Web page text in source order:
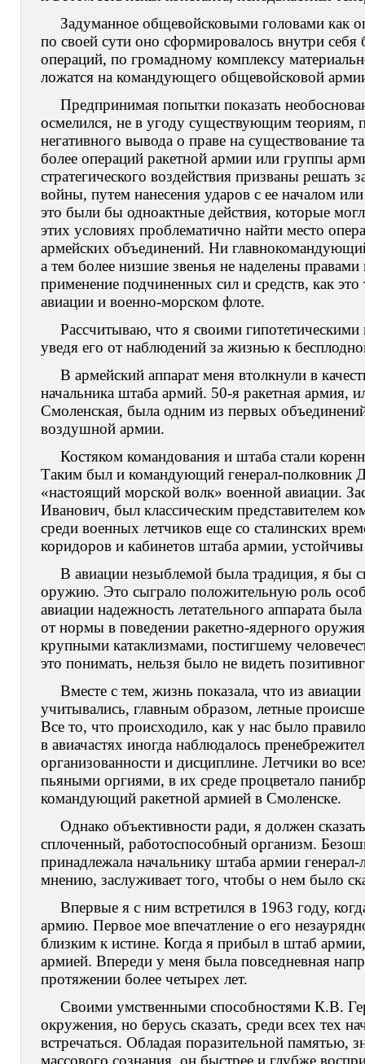
Задуманное общевойсковыми головами как
по своей сути оно сформировалось внутри
операций, по громадному комплексу
ложатся на командующего общевойсковой
Предпринимая попытки показать
осмелился, не в угоду существующим теориям,
негативного вывода о праве на существование
более операций ракетной армии или группы
стратегического воздействия призваны решать
войны, путем нанесения ударов с ее началом
это были бы одноактные действия, которые
этих условиях проблематично найти место
армейских объединений. Ни
а тем более низшие звенья не наделены
применение подчиненных сил и средств, как
авиации и военно-морском флоте.
Рассчитываю, что я своими
уведя его от наблюдений за жизнью к
В армейский аппарат меня втолкнули в
начальника штаба армий. 50-я ракетная армия,
Смоленская, была одним из первых
воздушной армии.
Костяком командования и штаба стали
Таким был и командующий генерал-полковник
«настоящий морской волк» военной авиации.
Иванович, был классическим представителем
среди военных летчиков еще со сталинских
коридоров и кабинетов штаба армии,
В авиации незыблемой была традиция, я бы
оружию. Это сыграло положительную роль
авиации надежность летательного аппарата
от нормы в поведении ракетно-ядерного
крупными катаклизмами, постигшему
это понимать, нельзя было не видеть
Вместе с тем, жизнь показала, что из
учитывались, главным образом, летные
Все то, что происходило, как у нас было
в авиачастях иногда наблюдалось
организованности и дисциплине. Летчики во
пьяными оргиями, в их среде процветало
командующий ракетной армией в Смоленске.
Однако объективности ради, я должен
сплоченный, работоспособный организм.
принадлежала начальнику штаба армии
мнению, заслуживает того, чтобы о нем было
Впервые я с ним встретился в 1963 году,
армию. Первое мое впечатление о его
близким к истине. Когда я прибыл в штаб
армией. Впереди у меня была повседневная
протяжении более четырех лет.
Своими умственными способностями К.В.
окружения, но берусь сказать, среди всех тех
встречаться. Обладая поразительной памятью,
массового сознания, он быстрее и глубже